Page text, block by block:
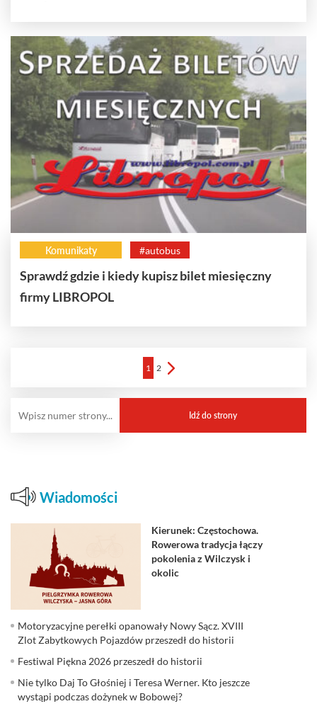
Komunikaty #autobus
Sprawdź gdzie i kiedy kupisz bilet miesięczny
firmy LIBROPOL
1 2
Wiadomości
Kierunek: Częstochowa.
Rowerowa tradycja łączy
pokolenia z Wilczysk i
okolic
Motoryzacyjne perełki opanowały Nowy Sącz. XVIII
Zlot Zabytkowych Pojazdów przeszedł do historii
Festiwal Piękna 2026 przeszedł do historii
Nie tylko Daj To Głośniej i Teresa Werner. Kto jeszcze
wystąpi podczas dożynek w Bobowej?